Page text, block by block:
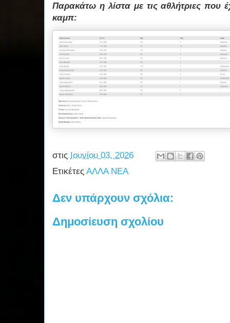
Παρακάτω η λίστα με τις αθλήτριες που
καμπ:
στις Ιουνίου 03, 2026
Ετικέτες ΑΛΛΑ ΝΕΑ
Δεν υπάρχουν σχόλια:
Δημοσίευση σχολίου